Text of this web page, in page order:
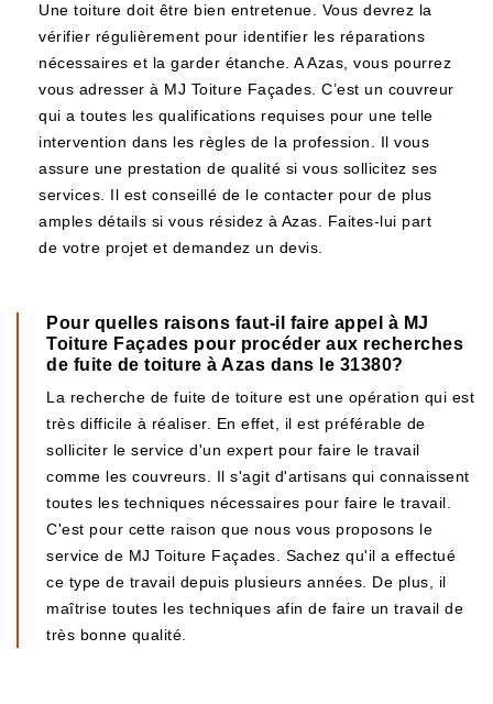
Une toiture doit être bien entretenue. Vous devrez la
vérifier régulièrement pour identifier les réparations
nécessaires et la garder étanche. A Azas, vous pourrez
vous adresser à MJ Toiture Façades. C’est un couvreur
qui a toutes les qualifications requises pour une telle
intervention dans les règles de la profession. Il vous
assure une prestation de qualité si vous sollicitez ses
services. Il est conseillé de le contacter pour de plus
amples détails si vous résidez à Azas. Faites-lui part
de votre projet et demandez un devis.
Pour quelles raisons faut-il faire appel à MJ
Toiture Façades pour procéder aux recherches
de fuite de toiture à Azas dans le 31380?
La recherche de fuite de toiture est une opération qui est
très difficile à réaliser. En effet, il est préférable de
solliciter le service d'un expert pour faire le travail
comme les couvreurs. Il s'agit d'artisans qui connaissent
toutes les techniques nécessaires pour faire le travail.
C'est pour cette raison que nous vous proposons le
service de MJ Toiture Façades. Sachez qu'il a effectué
ce type de travail depuis plusieurs années. De plus, il
maîtrise toutes les techniques afin de faire un travail de
très bonne qualité.